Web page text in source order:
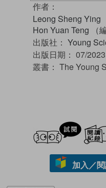
作者：
Leong Sheng Ying
Hon Yuan Teng （編
出版社： Young
出版日期： 07/2023
叢書： The Young
試閲
加入／